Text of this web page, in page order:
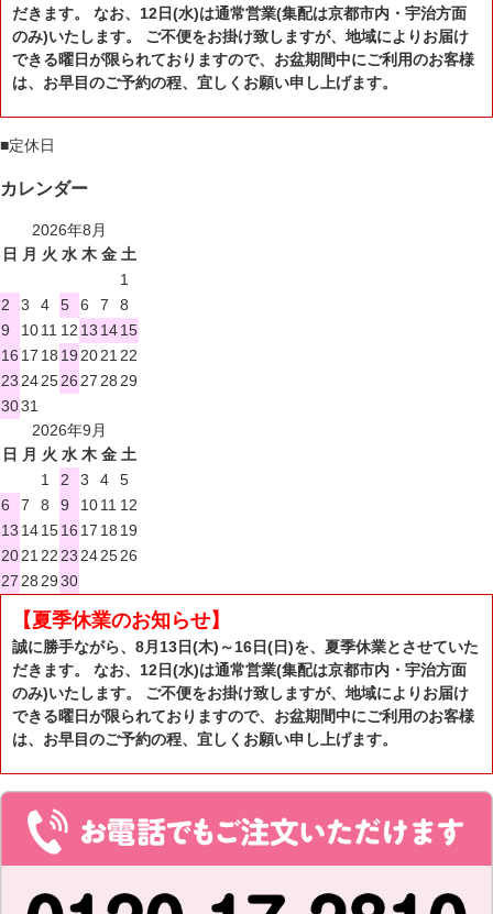
だきます。 なお、12日(水)は通常営業(集配は京都市内・宇治方面
のみ)いたします。 ご不便をお掛け致しますが、地域によりお届け
できる曜日が限られておりますので、お盆期間中にご利用のお客様
は、お早目のご予約の程、宜しくお願い申し上げます。
■定休日
カレンダー
2026年8月
日 月 火 水 木 金 土
1
2
3 4 5 6 7
8
9
1011 12 13 1415
16 17 18 19202122
23242526272829
3031
2026年9月
日 月 火 水 木 金 土
1
2 3 4
5
6
7 8 9 1011 12
13 141516 17 18 19
20212223242526
27282930
【夏季休業のお知らせ】
誠に勝手ながら、8月13日(木)～16日(日)を、夏季休業とさせていた
だきます。 なお、12日(水)は通常営業(集配は京都市内・宇治方面
のみ)いたします。 ご不便をお掛け致しますが、地域によりお届け
できる曜日が限られておりますので、お盆期間中にご利用のお客様
は、お早目のご予約の程、宜しくお願い申し上げます。